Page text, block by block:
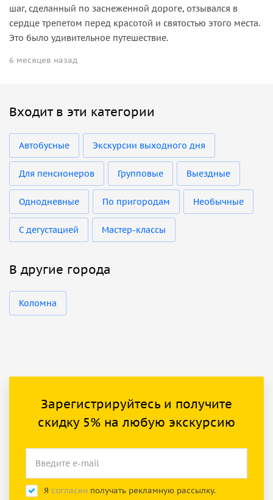
шаг, сделанный по заснеженной дороге, отзывался в
сердце трепетом перед красотой и святостью этого места.
Это было удивительное путешествие.
6 месяцев назад
Входит в эти категории
Автобусные Экскурсии выходного дня
Для пенсионеров Групповые Выездные
Однодневные По пригородам Необычные
С дегустацией Мастер-классы
В другие города
Коломна
Зарегистрируйтесь и получите
скидку 5% на любую экскурсию
Я согласен получать рекламную рассылку.